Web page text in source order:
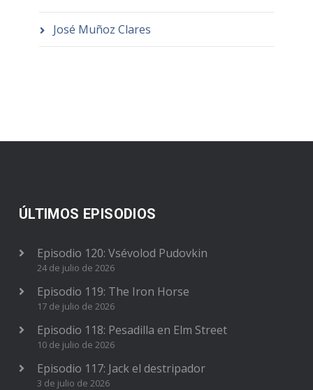
José Muñoz Clares
ÚLTIMOS EPISODIOS
Episodio 120: Vsévolod Pudovkin
24 de julio de 2026
Episodio 119: The Iron Horse
17 de julio de 2026
Episodio 118: Pesadilla en Elm Street
10 de julio de 2026
Episodio 117: Jack el destripador
3 de julio de 2026